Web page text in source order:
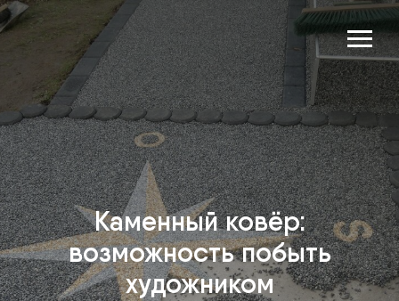
Каменный ковёр:
возможность побыть
художником